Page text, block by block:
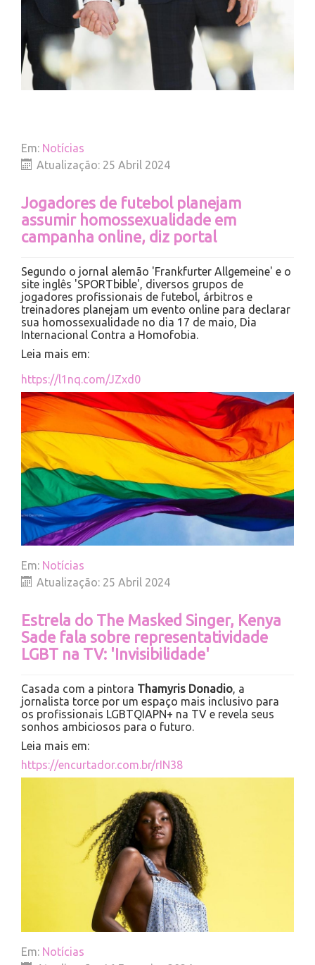
Em: Notícias
Atualização: 25 Abril 2024
Jogadores de futebol planejam
assumir homossexualidade em
campanha online, diz portal
Segundo o jornal alemão 'Frankfurter Allgemeine' e o
site inglês 'SPORTbible', diversos grupos de
jogadores profissionais de futebol, árbitros e
treinadores planejam um evento online para declarar
sua homossexualidade no dia 17 de maio, Dia
Internacional Contra a Homofobia.
Leia mais em:
https://l1nq.com/JZxd0
Em: Notícias
Atualização: 25 Abril 2024
Estrela do The Masked Singer, Kenya
Sade fala sobre representatividade
LGBT na TV: 'Invisibilidade'
Casada com a pintora Thamyris Donadio, a
jornalista torce por um espaço mais inclusivo para
os profissionais LGBTQIAPN+ na TV e revela seus
sonhos ambiciosos para o futuro.
Leia mais em:
https://encurtador.com.br/rIN38
Em: Notícias